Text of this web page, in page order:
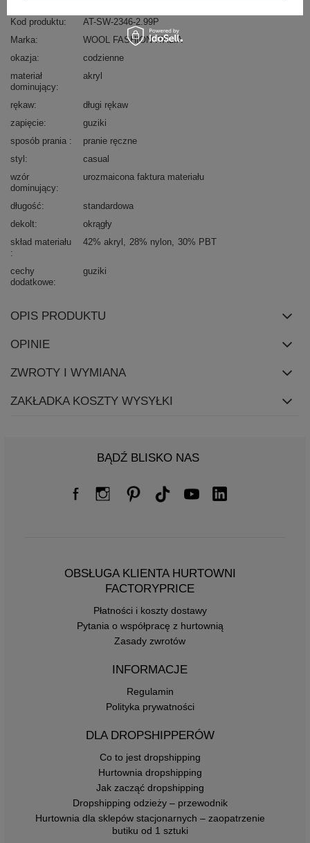
Kod produktu
AT-SW-2346-2.99P
Marka
WOOL FASHION ITALIA
okazja
codzienne
materiał
dominujący
akryl
rękaw
długi rękaw
zapięcie
guziki
sposób prania
pranie ręczne
styl
casual
wzór
dominujący
urozmaicona faktura materiału
długość
standardowa
dekolt
okrągły
skład materiału
42% akryl 28% nylon 30% PBT
cechy
dodatkowe
guziki
OPIS PRODUKTU
OPINIE
ZWROTY I WYMIANA
ZAKŁADKA KOSZTY WYSYŁKI
BĄDŹ BLISKO NAS
OBSŁUGA KLIENTA HURTOWNI
FACTORYPRICE
Płatności i koszty dostawy
Pytania o współpracę z hurtownią
Zasady zwrotów
INFORMACJE
Regulamin
Polityka prywatności
DLA DROPSHIPPERÓW
Co to jest dropshipping
Hurtownia dropshipping
Jak zacząć dropshipping
Dropshipping odzieży – przewodnik
Hurtownia dla sklepów stacjonarnych – zaopatrzenie
butiku od 1 sztuki